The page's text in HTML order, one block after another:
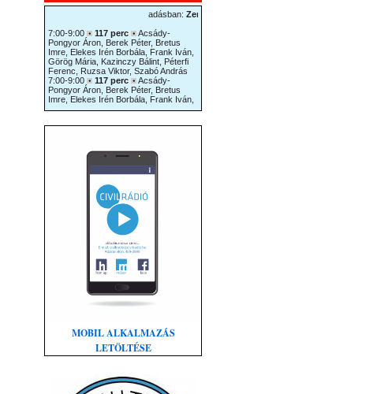
MOBIL ALKALMAZÁS
LETÖLTÉSE